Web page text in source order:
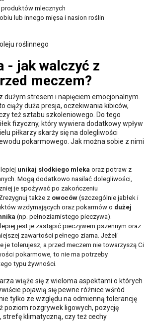
produktów mlecznych
lub innego mięsa i nasion roślin
roślinnego
- jak walczyć z
meczem?
dużym stresem i napięciem emocjonalnym.
ciąży duża presja, oczekiwania kibiców,
też sztabu szkoleniowego. Do tego
fizyczny, który wywiera dodatkowy wpływ
piłkarzy skarży się na dolegliwości
pokarmowego. Jak można sobie z nimi
unikaj słodkiego mleka oraz potraw z
Mogą dodatkowo nasilać dolegliwości,
je spożywać po zakończeniu
także z owoców (szczególnie jabłek i
wzdymających oraz pokarmów o dużej
(np. pełnoziarnistego pieczywa).
jest je zastąpić pieczywem pszennym oraz
zawartości pełnego ziarna. Jeżeli
je tolerujesz, a przed meczem nie towarzyszą Ci
pokarmowe, to nie ma potrzeby
typu żywności.
wiąże się z wieloma aspektami o których
pojawią się pewne różnice wśród
tylko ze względu na odmienną tolerancję
poziom rozgrywek ligowych, pozycję
strefę klimatyczną, czy też cechy